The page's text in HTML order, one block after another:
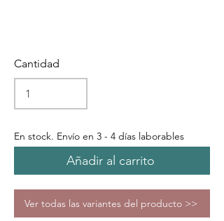
Cantidad
En stock. Envío en 3 - 4 días laborables
Añadir al carrito
Ver todas las variantes del producto >>